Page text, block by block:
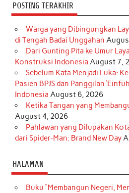
POSTING TERAKHIR
Warga yang Dibingungkan
di Tengah Badai Unggahan
Dari Gunting Pita ke Umur
Konstruksi Indonesia August 7,
Sebelum Kata Menjadi Luka:
Pasien BPJS dan Panggilan
Indonesia August 6, 2026
Ketika Tangan yang
August 4, 2026
Pahlawan yang Dilupakan
dari Spider-Man: Brand New Day
HALAMAN
Buku “Membangun Negeri,